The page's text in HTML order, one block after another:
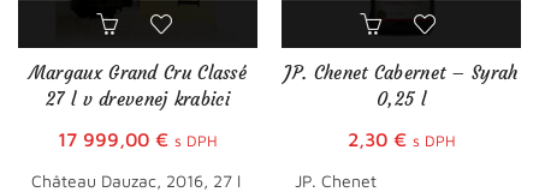
Margaux Grand Cru Classé
27 l v drevenej krabici
17 999,00 € s DPH
Château Dauzac, 2016, 27 l
JP. Chenet Cabernet – Syrah
0,25 l
2,30 € s DPH
JP. Chenet